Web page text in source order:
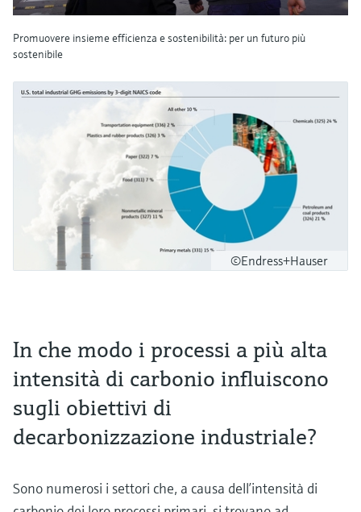
Promuovere insieme efficienza e sostenibilità: per un futuro più
sostenibile
©Endress+Hauser
In che modo i processi a più alta
intensità di carbonio influiscono
sugli obiettivi di
decarbonizzazione industriale?
Sono numerosi i settori che, a causa dell’intensità di